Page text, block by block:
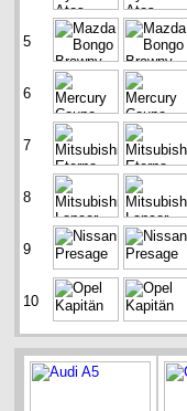
5
6
7
8
9
10